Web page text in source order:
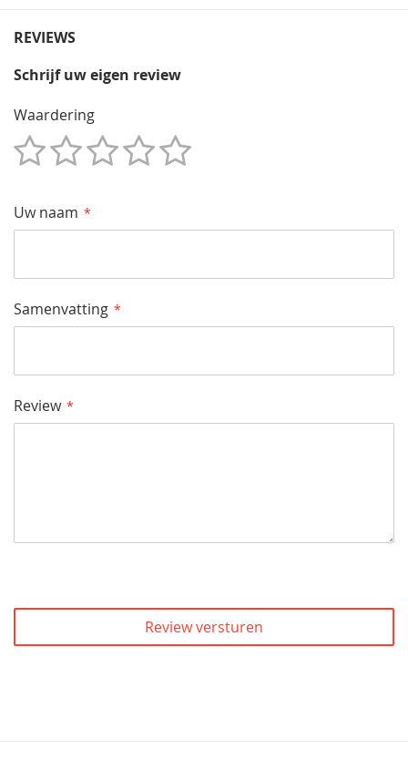
REVIEWS
Schrijf uw eigen review
Waardering
Uw naam
Samenvatting
Review
Review versturen